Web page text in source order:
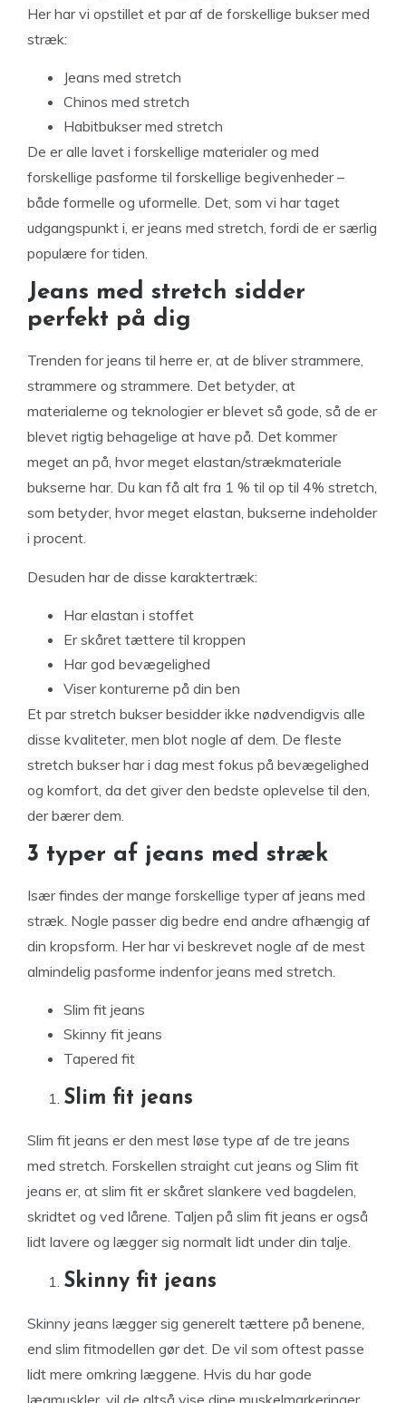
Her har vi opstillet et par af de forskellige bukser med
stræk:
Jeans med stretch
Chinos med stretch
Habitbukser med stretch
De er alle lavet i forskellige materialer og med
forskellige pasforme til forskellige begivenheder –
både formelle og uformelle. Det, som vi har taget
udgangspunkt i, er jeans med stretch, fordi de er særlig
populære for tiden.
Jeans med stretch sidder
perfekt på dig
Trenden for jeans til herre er, at de bliver strammere,
strammere og strammere. Det betyder, at
materialerne og teknologier er blevet så gode, så de er
blevet rigtig behagelige at have på. Det kommer
meget an på, hvor meget elastan/strækmateriale
bukserne har. Du kan få alt fra 1 % til op til 4% stretch,
som betyder, hvor meget elastan, bukserne indeholder
i procent.
Desuden har de disse karaktertræk:
Har elastan i stoffet
Er skåret tættere til kroppen
Har god bevægelighed
Viser konturerne på din ben
Et par stretch bukser besidder ikke nødvendigvis alle
disse kvaliteter, men blot nogle af dem. De fleste
stretch bukser har i dag mest fokus på bevægelighed
og komfort, da det giver den bedste oplevelse til den,
der bærer dem.
3 typer af jeans med stræk
Især findes der mange forskellige typer af jeans med
stræk. Nogle passer dig bedre end andre afhængig af
din kropsform. Her har vi beskrevet nogle af de mest
almindelig pasforme indenfor jeans med stretch.
Slim fit jeans
Skinny fit jeans
Tapered fit
Slim fit jeans
Slim fit jeans er den mest løse type af de tre jeans
med stretch. Forskellen straight cut jeans og Slim fit
jeans er, at slim fit er skåret slankere ved bagdelen,
skridtet og ved lårene. Taljen på slim fit jeans er også
lidt lavere og lægger sig normalt lidt under din talje.
Skinny fit jeans
Skinny jeans lægger sig generelt tættere på benene,
end slim fitmodellen gør det. De vil som oftest passe
lidt mere omkring læggene. Hvis du har gode
lægmuskler, vil de altså vise dine muskelmarkeringer,